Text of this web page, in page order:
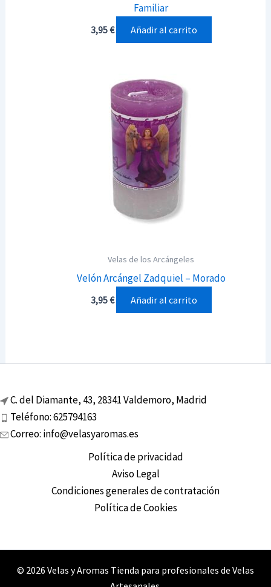
Familiar
3,95€ Añadir al carrito
Velas de los Arcángeles
Velón Arcángel Zadquiel – Morado
3,95€ Añadir al carrito
C. del Diamante, 43, 28341 Valdemoro, Madrid
Teléfono: 625794163
Correo: info@velasyaromas.es
Política de privacidad
Aviso Legal
Condiciones generales de contratación
Política de Cookies
© 2026 Velas y Aromas Tienda para profesionales de Velas